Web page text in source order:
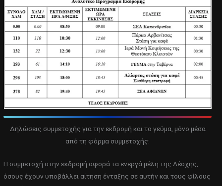
Δηλώσεις συμμετοχής για την εκδρομή και το γεύμα, μόνο μέσα
από τη φόρμα συμμετοχής:
Η συμμετοχή στην εκδρομή αφορά τα ενεργά μέλη της Λέσχης,
όσους έχουν υποβάλλει αίτηση ένταξης σε αυτήν και τους φίλους